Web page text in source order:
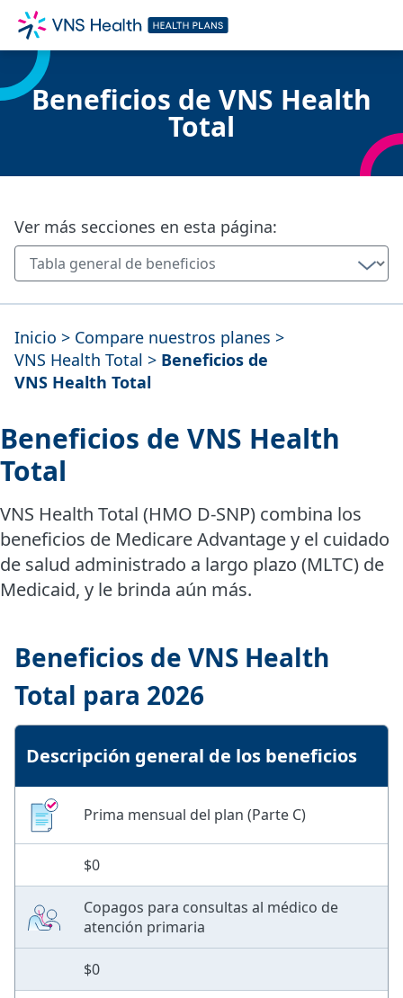
Beneficios de VNS Health
Total
Ver más secciones en esta página:
Inicio > Compare nuestros planes >
VNS Health Total > Beneficios de
VNS Health Total
Beneficios de VNS Health
Total
VNS Health Total (HMO D-SNP) combina los
beneficios de Medicare Advantage y el cuidado
de salud administrado a largo plazo (MLTC) de
Medicaid, y le brinda aún más.
Beneficios de VNS Health
Total para 2026
Descripción general de los beneficios
Prima mensual del plan (Parte C)
$0
Copagos para consultas al médico de
atención primaria
$0